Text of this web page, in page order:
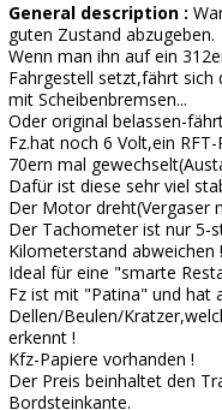
General description :
guten Zustand abzugeben.
Wenn man ihn auf ein
Fahrgestell setzt,fährt
mit Scheibenbremsen...
Oder original belassen-
Fz.hat noch 6 Volt,ein
70ern mal
Dafür ist diese sehr viel
Der Motor dreht(Vergaser
Der Tachometer ist nur 5-
Kilometerstand abweichen !
Ideal für eine "smarte
Fz ist mit "Patina" und hat
Dellen/Beulen/
erkennt !
Kfz-Papiere vorhanden !
Der Preis beinhaltet den
Bordsteinkante.